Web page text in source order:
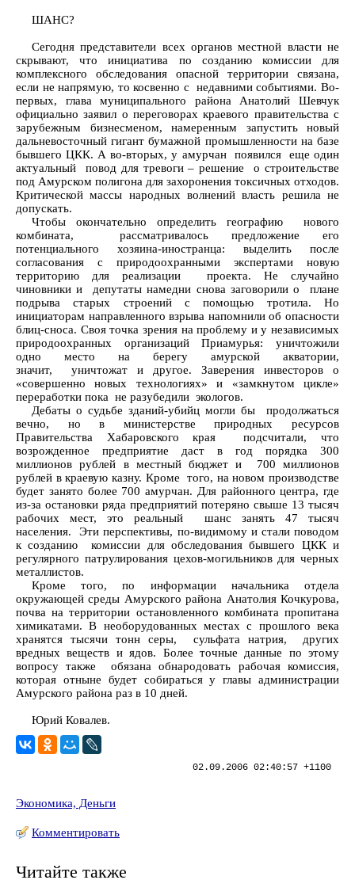
ШАНС?
Сегодня представители всех органов местной власти не
скрывают, что инициатива по созданию комиссии для
комплексного обследования опасной территории связана,
если не напрямую, то косвенно с недавними событиями. Во-
первых, глава муниципального района Анатолий Шевчук
официально заявил о переговорах краевого правительства с
зарубежным бизнесменом, намеренным запустить новый
дальневосточный гигант бумажной промышленности на базе
бывшего ЦКК. А во-вторых, у амурчан появился еще один
актуальный повод для тревоги – решение о строительстве
под Амурском полигона для захоронения токсичных отходов.
Критической массы народных волнений власть решила не
допускать.
Чтобы окончательно определить географию нового
комбината, рассматривалось предложение его
потенциального хозяина-иностранца: выделить после
согласования с природоохранными экспертами новую
территорию для реализации проекта. Не случайно
чиновники и депутаты намедни снова заговорили о плане
подрыва старых строений с помощью тротила. Но
инициаторам направленного взрыва напомнили об опасности
блиц-сноса. Своя точка зрения на проблему и у независимых
природоохранных организаций Приамурья: уничтожили
одно место на берегу амурской акватории,
значит, уничтожат и другое. Заверения инвесторов о
«совершенно новых технологиях» и «замкнутом цикле»
переработки пока не разубедили экологов.
Дебаты о судьбе зданий-убийц могли бы продолжаться
вечно, но в министерстве природных ресурсов
Правительства Хабаровского края подсчитали, что
возрожденное предприятие даст в год порядка 300
миллионов рублей в местный бюджет и 700 миллионов
рублей в краевую казну. Кроме того, на новом производстве
будет занято более 700 амурчан. Для районного центра, где
из-за остановки ряда предприятий потеряно свыше 13 тысяч
рабочих мест, это реальный шанс занять 47 тысяч
населения. Эти перспективы, по-видимому и стали поводом
к созданию комиссии для обследования бывшего ЦКК и
регулярного патрулирования цехов-могильников для черных
металлистов.
Кроме того, по информации начальника отдела
окружающей среды Амурского района Анатолия Кочкурова,
почва на территории остановленного комбината пропитана
химикатами. В необорудованных местах с прошлого века
хранятся тысячи тонн серы, сульфата натрия, других
вредных веществ и ядов. Более точные данные по этому
вопросу также обязана обнародовать рабочая комиссия,
которая отныне будет собираться у главы администрации
Амурского района раз в 10 дней.
Юрий Ковалев.
02.09.2006 02:40:57 +1100
Экономика, Деньги
Комментировать
Читайте также